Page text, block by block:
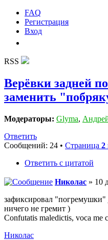
FAQ
Регистрация
Вход
RSS
Верёвки задней
заменить
Модераторы: Glyma,
Ответить
Сообщений: 24 • Страница 2
Ответить с цитатой
Николас » 10
зафиксировал "погремушки"
ничего не гремит )
Confutatis maledictis, voca me
Николас